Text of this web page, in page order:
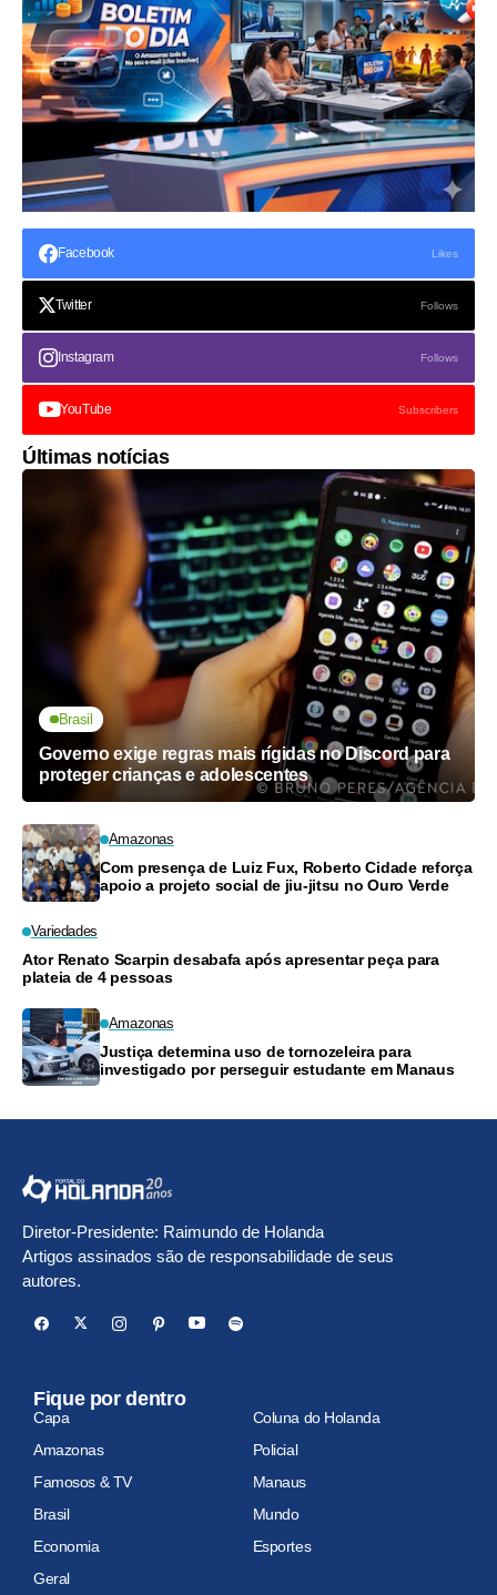
Facebook Likes
Twitter Follows
Instagram Follows
YouTube Subscribers
Últimas notícias
Brasil
Governo exige regras mais rígidas no Discord para
proteger crianças e adolescentes
Amazonas
Com presença de Luiz Fux, Roberto Cidade reforça
apoio a projeto social de jiu-jitsu no Ouro Verde
Variedades
Ator Renato Scarpin desabafa após apresentar peça para
plateia de 4 pessoas
Amazonas
Justiça determina uso de tornozeleira para
investigado por perseguir estudante em Manaus
Diretor-Presidente: Raimundo de Holanda
Artigos assinados são de responsabilidade de seus
autores.
Fique por dentro
Capa
Coluna do Holanda
Amazonas
Policial
Famosos & TV
Manaus
Brasil
Mundo
Economia
Esportes
Geral